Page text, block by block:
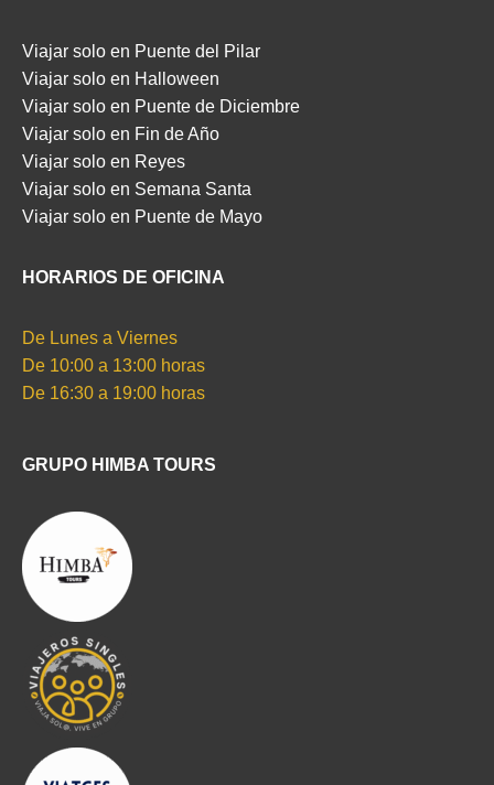
Viajar solo en Puente del Pilar
Viajar solo en Halloween
Viajar solo en Puente de Diciembre
Viajar solo en Fin de Año
Viajar solo en Reyes
Viajar solo en Semana Santa
Viajar solo en Puente de Mayo
HORARIOS DE OFICINA
De Lunes a Viernes
De 10:00 a 13:00 horas
De 16:30 a 19:00 horas
GRUPO HIMBA TOURS